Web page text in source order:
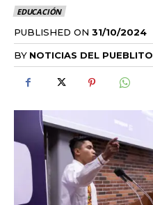
EDUCACIÓN
PUBLISHED ON 31/10/2024
BY NOTICIAS DEL PUEBLITO